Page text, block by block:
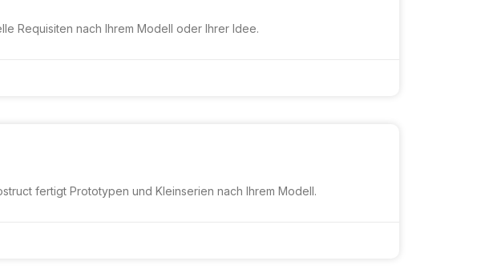
Requisiten nach Ihrem Modell oder Ihrer Idee.
fertigt Prototypen und Kleinserien nach Ihrem Modell.